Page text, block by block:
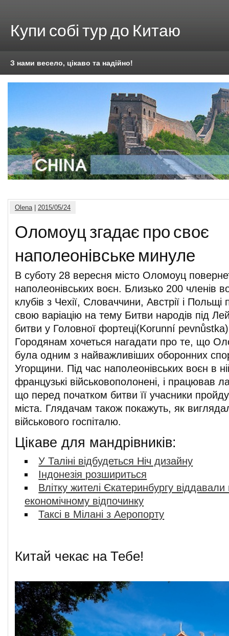
Купи собі тур до Китаю
З нами весело, цікаво та надійно!
Olena| 2015/05/24
Оломоуц згадає про своє
наполеонівське минуле
В суботу 28 вересня місто Оломоуц
наполеонівських воєн. Близько 200 членів
клубів з Чехії, Словаччини, Австрії і
свою варіацію на тему Битви народів під
битви у Головної фортеці(Korunní
Городянам хочеться нагадати про те, що
була одним з найважливіших оборонних
Угорщини. Під час наполеонівських воєн в
французькі військовополонені, і працював
що перед початком битви її учасники
міста. Глядачам також покажуть, як
військового госпіталю.
Цікаве для мандрівників:
У Таліні відбудеться Ніч дизайну
Індонезія розшириться
Влітку жителі Єкатеринбургу віддавали
економічному відпочинку
Таксі в Мілані з Аеропорту
Китай чекає на Тебе!